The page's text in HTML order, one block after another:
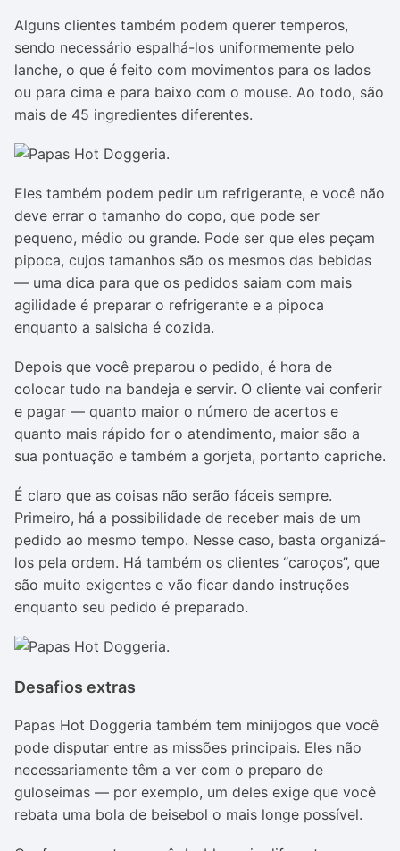
Alguns clientes também podem querer temperos,
sendo necessário espalhá-los uniformemente pelo
lanche, o que é feito com movimentos para os lados
ou para cima e para baixo com o mouse. Ao todo, são
mais de 45 ingredientes diferentes.
Eles também podem pedir um refrigerante, e você não
deve errar o tamanho do copo, que pode ser
pequeno, médio ou grande. Pode ser que eles peçam
pipoca, cujos tamanhos são os mesmos das bebidas
— uma dica para que os pedidos saiam com mais
agilidade é preparar o refrigerante e a pipoca
enquanto a salsicha é cozida.
Depois que você preparou o pedido, é hora de
colocar tudo na bandeja e servir. O cliente vai conferir
e pagar — quanto maior o número de acertos e
quanto mais rápido for o atendimento, maior são a
sua pontuação e também a gorjeta, portanto capriche.
É claro que as coisas não serão fáceis sempre.
Primeiro, há a possibilidade de receber mais de um
pedido ao mesmo tempo. Nesse caso, basta organizá-
los pela ordem. Há também os clientes “caroços”, que
são muito exigentes e vão ficar dando instruções
enquanto seu pedido é preparado.
Desafios extras
Papas Hot Doggeria também tem minijogos que você
pode disputar entre as missões principais. Eles não
necessariamente têm a ver com o preparo de
guloseimas — por exemplo, um deles exige que você
rebata uma bola de beisebol o mais longe possível.